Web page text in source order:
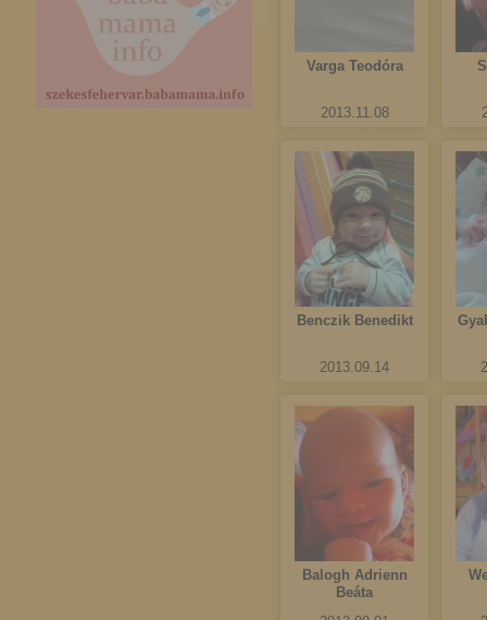
Varga Teodóra
2013.11.08
Benczik Benedikt
2013.09.14
Balogh Adrienn
Beáta